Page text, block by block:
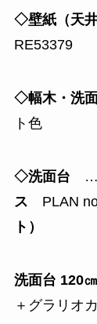
◇壁紙（天
RE53379
◇幅木・洗
ト色
◇洗面台
ス PLAN
ト）
洗面台 120㎝
＋グラリオ